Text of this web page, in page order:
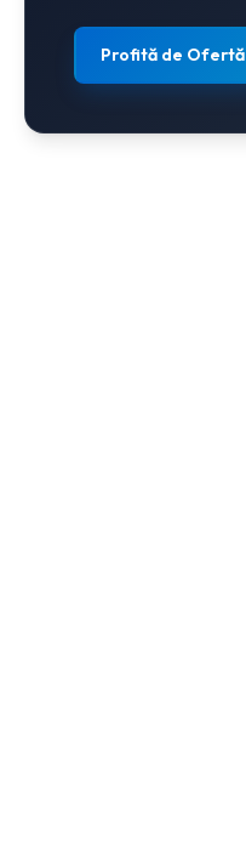
Profită de Ofertă